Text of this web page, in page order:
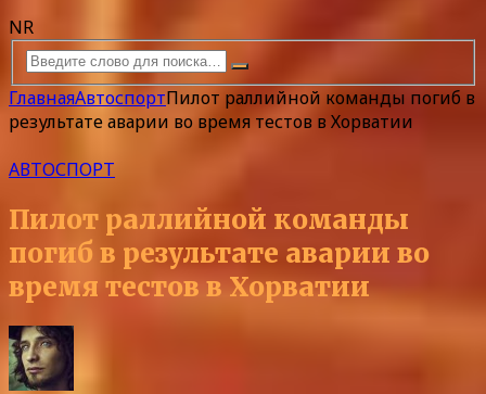
NR
ГлавнаяАвтоспортПилот раллийной команды погиб в
результате аварии во время тестов в Хорватии
АВТОСПОРТ
Пилот раллийной команды
погиб в результате аварии во
время тестов в Хорватии